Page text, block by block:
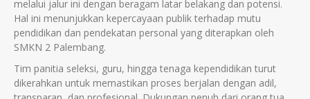
melalui jalur ini dengan beragam latar belakang dan potensi.
Hal ini menunjukkan kepercayaan publik terhadap mutu
pendidikan dan pendekatan personal yang diterapkan oleh
SMKN 2 Palembang.
Tim panitia seleksi, guru, hingga tenaga kependidikan turut
dikerahkan untuk memastikan proses berjalan dengan adil,